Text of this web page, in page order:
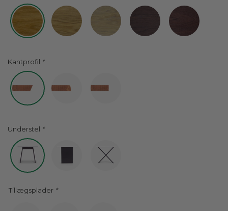
Kantprofil
Understel
Tillægsplader *